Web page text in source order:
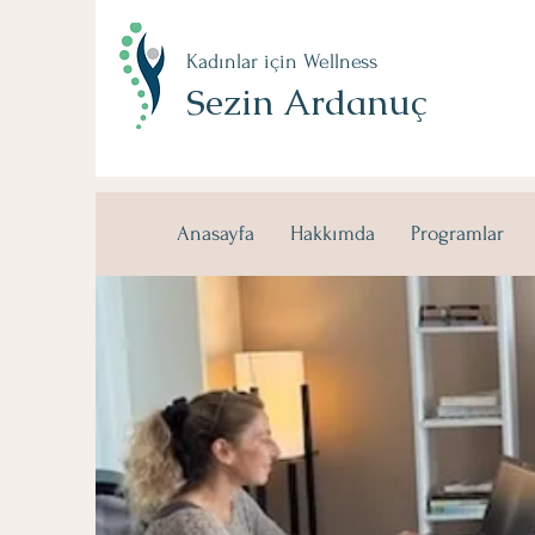
Kadınlar için Wellness
Sezin Ardanuç
Anasayfa Hakkımda Programlar